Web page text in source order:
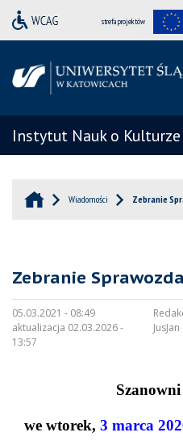
strefa projektów
Instytut Nauk o Kulturze
Wiadomości Zebranie
Zebranie
05.03.2021 - 08:49
aktualizacja 02.03.2026 -
13:57
JusJan
we wtorek, 3 marca